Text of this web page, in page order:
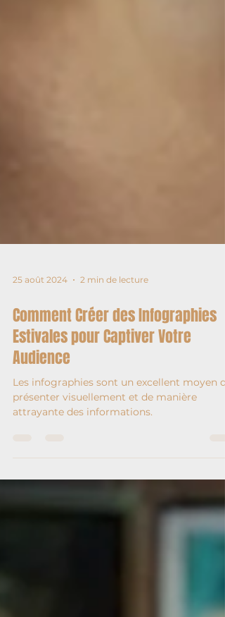
25 août 2024 2 min de lecture
Comment Créer des Infographies
Estivales pour Captiver Votre
Audience
Les infographies sont un excellent moyen de